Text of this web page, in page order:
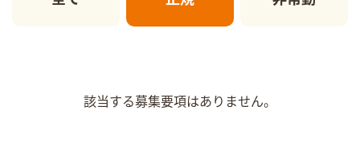
該当する募集要項はありません。